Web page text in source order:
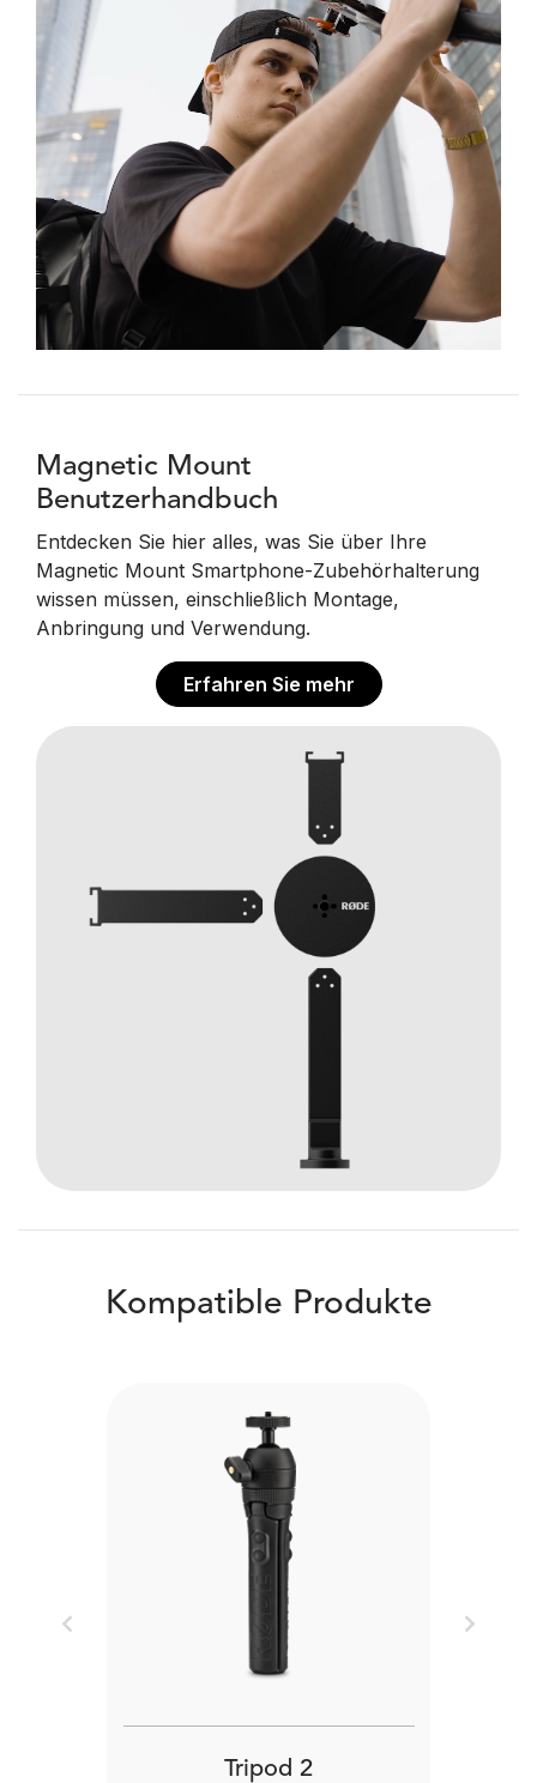
Magnetic Mount
Benutzerhandbuch
Entdecken Sie hier alles, was Sie über Ihre
Magnetic Mount Smartphone-Zubehörhalterung
wissen müssen, einschließlich Montage,
Anbringung und Verwendung.
Erfahren Sie mehr
Kompatible Produkte
Tripod 2
Previous Next